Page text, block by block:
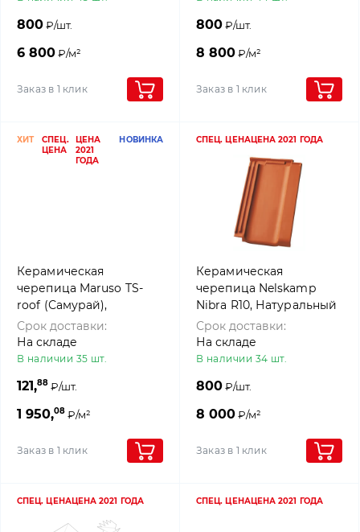
800₽/шт.
6 800₽/м²
Заказ в 1 клик
800₽/шт.
8 800₽/м²
Заказ в 1 клик
ХИТ
СПЕЦ.
ЦЕНА
ЦЕНА
2021
ГОДА
НОВИНКА
Керамическая
черепица Maruso TS-
roof (Самурай),
Серебристо-черный
Срок доставки:
На складе
В наличии 35 шт.
121,88 ₽/шт.
1 950,08 ₽/м²
Заказ в 1 клик
СПЕЦ. ЦЕНАЦЕНА 2021 ГОДА
Керамическая
черепица Nelskamp
Nibra R10, Натуральный
Красный
Срок доставки:
На складе
В наличии 34 шт.
800₽/шт.
8 000₽/м²
Заказ в 1 клик
СПЕЦ. ЦЕНАЦЕНА 2021 ГОДА СПЕЦ. ЦЕНАЦЕНА 2021 ГОДА